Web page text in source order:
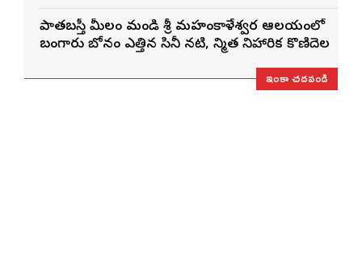
పాతబస్తీ మీరాలం మండి శ్రీ మహంకాళేశ్వర ఆలయంలో
బంగారు బోనం ఎత్తిన సినీ నటి, నిర్మాత నిహారిక కొణిదెల
ఇంకా చదవండి